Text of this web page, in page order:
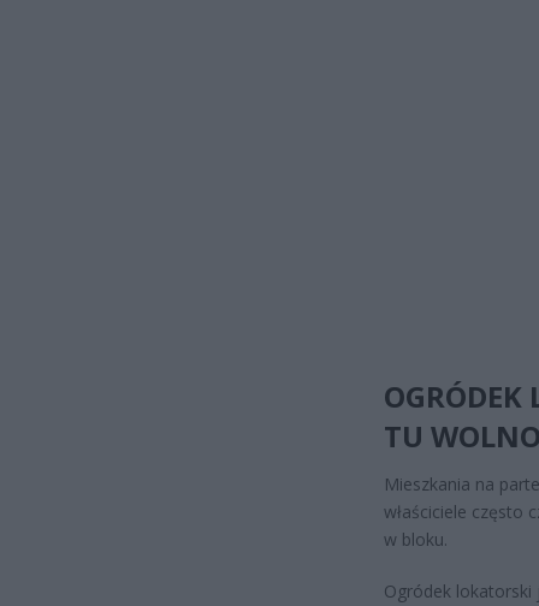
OGRÓDEK
TU
Mieszkania na
właściciele często
w bloku.
Ogródek lokatorski